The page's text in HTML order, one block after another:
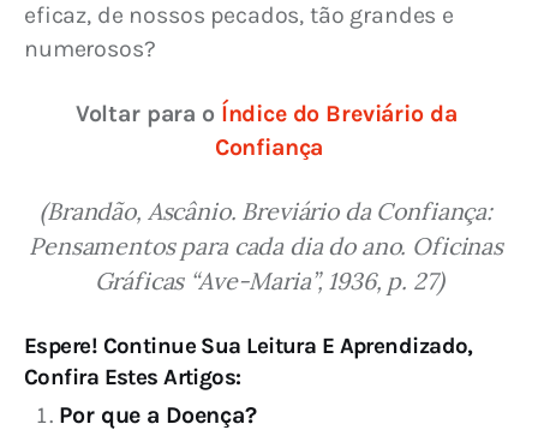
eficaz, de nossos pecados, tão grandes e
numerosos?
Voltar para o Índice do Breviário da
Confiança
(Brandão, Ascânio. Breviário da Confiança:
Pensamentos para cada dia do ano. Oficinas
Gráficas “Ave-Maria”, 1936, p. 27)
Espere! Continue Sua Leitura E Aprendizado,
Confira Estes Artigos:
Por que a Doença?